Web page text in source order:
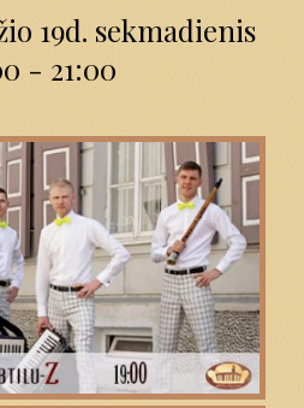
19d. sekmadienis
- 21:00